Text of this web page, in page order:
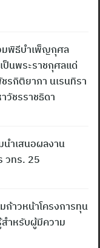
มพิธีบำเพ็ญกุศล
นพระราชกุศลแด่
รกิติยาภา นเรนทิรา
วัชรราชธิดา
ำเสนอผลงาน
วทร. 25
ก้าวหน้าโครงการทุน
สำหรับผู้มีความ